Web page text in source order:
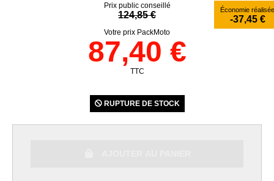
Prix public conseillé
124,85 € Économie réalisée
-37,45 €
Votre prix PackMoto
87,40 €
TTC
RUPTURE DE STOCK